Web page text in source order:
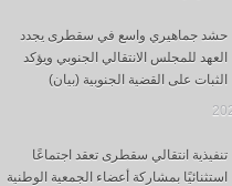
حشد جماهيري واسع في سقطرى يجدد
العهد للمجلس الانتقالي الجنوبي ويؤكد
الثبات على القضية الجنوبية (بيان)
تنفيذية انتقالي سقطرى تعقد اجتماعًا
استثنائيًا بمشاركة أعضاء الجمعية الوطنية